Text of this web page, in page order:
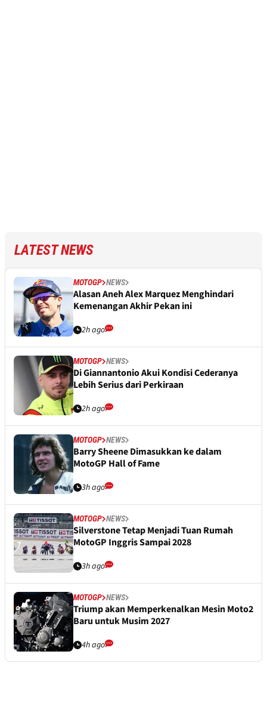
LATEST NEWS
MOTOGP NEWS
Alasan Aneh Alex Marquez Menghindari
Kemenangan Akhir Pekan ini
2h ago
MOTOGP NEWS
Di Giannantonio Akui Kondisi Cederanya
Lebih Serius dari Perkiraan
2h ago
MOTOGP NEWS
Barry Sheene Dimasukkan ke dalam
MotoGP Hall of Fame
3h ago
MOTOGP NEWS
Silverstone Tetap Menjadi Tuan Rumah
MotoGP Inggris Sampai 2028
3h ago
MOTOGP NEWS
Triump akan Memperkenalkan Mesin Moto2
Baru untuk Musim 2027
4h ago